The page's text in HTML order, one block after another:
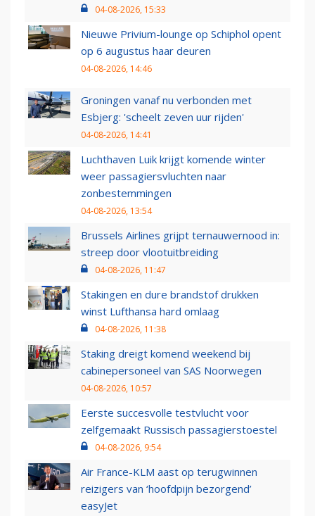
04-08-2026, 15:33
Nieuwe Privium-lounge op Schiphol opent
op 6 augustus haar deuren
04-08-2026, 14:46
Groningen vanaf nu verbonden met
Esbjerg: 'scheelt zeven uur rijden'
04-08-2026, 14:41
Luchthaven Luik krijgt komende winter
weer passagiersvluchten naar
zonbestemmingen
04-08-2026, 13:54
Brussels Airlines grijpt ternauwernood in:
streep door vlootuitbreiding
04-08-2026, 11:47
Stakingen en dure brandstof drukken
winst Lufthansa hard omlaag
04-08-2026, 11:38
Staking dreigt komend weekend bij
cabinepersoneel van SAS Noorwegen
04-08-2026, 10:57
Eerste succesvolle testvlucht voor
zelfgemaakt Russisch passagierstoestel
04-08-2026, 9:54
Air France-KLM aast op terugwinnen
reizigers van ‘hoofdpijn bezorgend’
easyJet